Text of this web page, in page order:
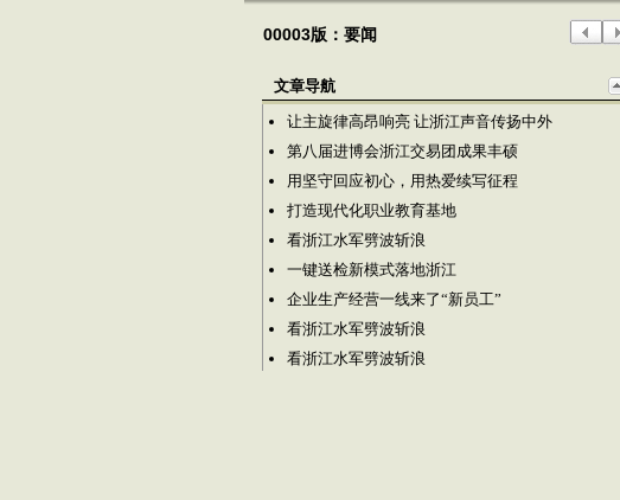
00003版：要闻
文章导航
让主旋律高昂响亮 让浙江声音传扬中外
第八届进博会浙江交易团成果丰硕
用坚守回应初心，用热爱续写征程
打造现代化职业教育基地
看浙江水军劈波斩浪
一键送检新模式落地浙江
企业生产经营一线来了“新员工”
看浙江水军劈波斩浪
看浙江水军劈波斩浪